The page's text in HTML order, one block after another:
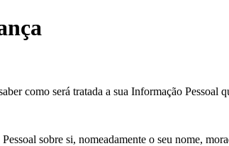
como será tratada a sua Informação Pessoal
sobre si, nomeadamente o seu nome,